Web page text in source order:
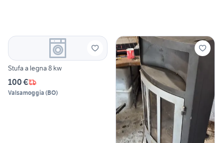
Stufa a legna 8 kw
100 €
Valsamoggia (BO)